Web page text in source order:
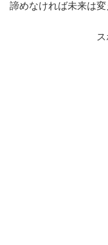
諦めなければ未来は変